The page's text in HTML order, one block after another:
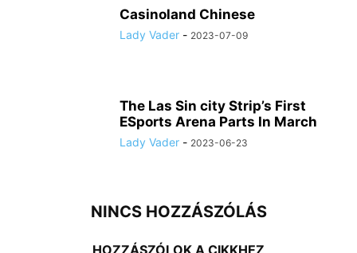
Casinoland Chinese
Lady Vader - 2023-07-09
The Las Sin city Strip’s First
ESports Arena Parts In March
Lady Vader - 2023-06-23
NINCS HOZZÁSZÓLÁS
HOZZÁSZÓLOK A CIKKHEZ